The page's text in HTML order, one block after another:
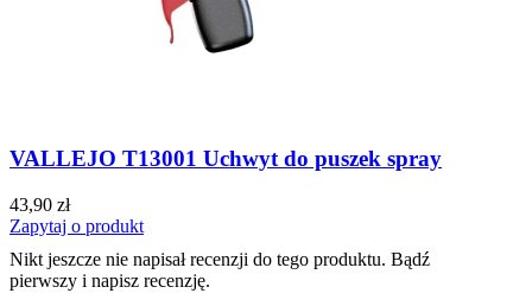
VALLEJO T13001 Uchwyt do puszek spray
43,90 zł
Zapytaj o produkt
Nikt jeszcze nie napisał recenzji do tego produktu. Bądź
pierwszy i napisz recenzję.